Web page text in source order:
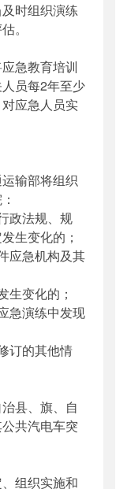
时组织演练
。
急教育培训
员每2年至少
应急人员实
输部将组织
政法规、规
生变化的；
急机构及其
变化的；
演练中发现
订的其他情
县、旗、自
共汽电车突
组织实施和